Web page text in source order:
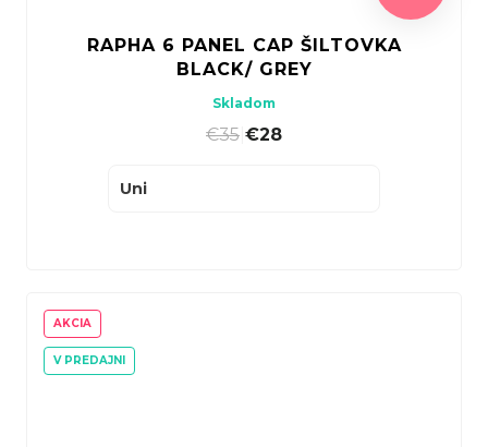
RAPHA 6 PANEL CAP ŠILTOVKA
BLACK/ GREY
Skladom
€35 €28
Uni
AKCIA
V PREDAJNI